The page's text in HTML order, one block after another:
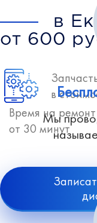
в
от 600
в
Время на ремонт
от 30 минут
Мы